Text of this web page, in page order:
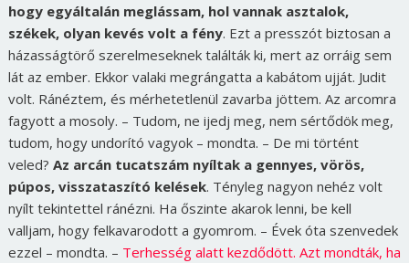
hogy egyáltalán meglássam, hol vannak asztalok,
székek, olyan kevés volt a fény. Ezt a presszót biztosan a
házasságtörő szerelmeseknek találták ki, mert az orráig sem
lát az ember. Ekkor valaki megrángatta a kabátom ujját. Judit
volt. Ránéztem, és mérhetetlenül zavarba jöttem. Az arcomra
fagyott a mosoly. – Tudom, ne ijedj meg, nem sértődök meg,
tudom, hogy undorító vagyok – mondta. – De mi történt
veled? Az arcán tucatszám nyíltak a gennyes, vörös,
púpos, visszataszító kelések. Tényleg nagyon nehéz volt
nyílt tekintettel ránézni. Ha őszinte akarok lenni, be kell
valljam, hogy felkavarodott a gyomrom. – Évek óta szenvedek
ezzel – mondta. – Terhesség alatt kezdődött. Azt mondták, ha